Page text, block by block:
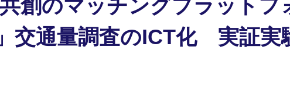
創のマッチングプラットフ
交通量調査のICT化 実証実